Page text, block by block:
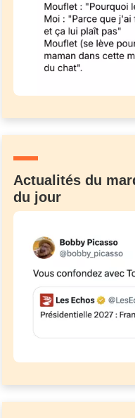
Actualités du
du jour